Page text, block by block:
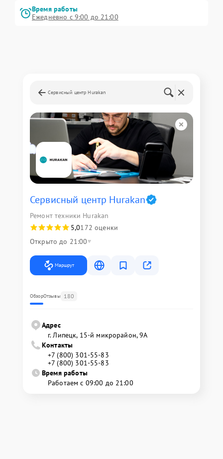
Время работы
Ежедневно с 9:00 до 21:00
Сервисный центр Hurakan
Сервисный центр Hurakan
Ремонт техники Hurakan
5,0172 оценки
Открыто до 21:00
Маршрут
ОбзорОтзывы 180
Адрес
г. Липецк, 15-й микрорайон, 9А
Контакты
+7 (800) 301-55-83
+7 (800) 301-55-83
Время работы
Работаем с 09:00 до 21:00